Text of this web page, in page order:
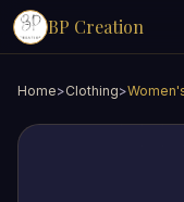
BP Creation
Home>Clothing>